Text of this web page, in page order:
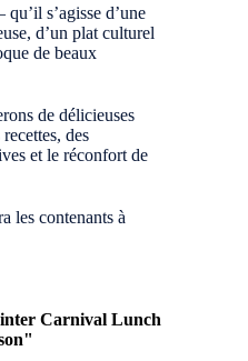
s’agisse d’une
d’un plat culturel
de beaux
de délicieuses
des
et le réconfort de
les contenants à
Carnival Lunch